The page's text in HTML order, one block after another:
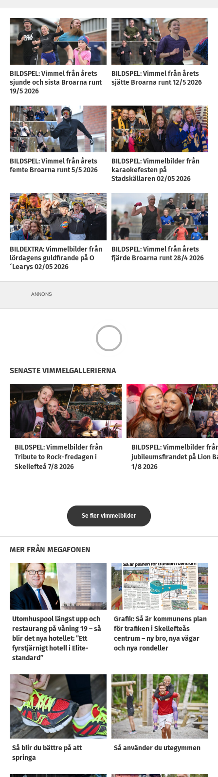
BILDSPEL: Vimmel från årets
sjunde och sista Broarna runt
19/5 2026
BILDSPEL: Vimmel från årets
sjätte Broarna runt 12/5 2026
BILDSPEL: Vimmel från årets
femte Broarna runt 5/5 2026
BILDSPEL: Vimmelbilder från
karaokefesten på
Stadskällaren 02/05 2026
BILDEXTRA: Vimmelbilder från
lördagens guldfirande på O
´Learys 02/05 2026
BILDSPEL: Vimmel från årets
fjärde Broarna runt 28/4 2026
ANNONS
SENASTE VIMMELGALLERIERNA
BILDSPEL: Vimmelbilder från
Tribute to Rock-fredagen i
Skellefteå 7/8 2026
BILDSPEL: Vimmelbilder
jubileumsfirandet på Lion
1/8 2026
Se fler vimmelbilder
MER FRÅN MEGAFONEN
Utomhuspool längst upp och
restaurang på våning 19 – så
blir det nya hotellet: ”Ett
fyrstjärnigt hotell i Elite-
standard”
Grafik: Så är kommunens plan
för trafiken i Skellefteås
centrum – ny bro, nya vägar
och nya rondeller
Så blir du bättre på att
springa
Så använder du utegymmen